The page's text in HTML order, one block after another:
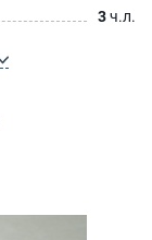
3ч.л.